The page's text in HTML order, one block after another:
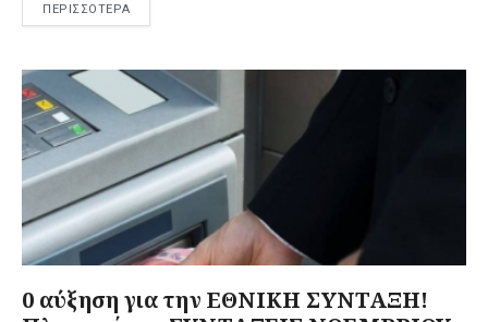
ΠΕΡΙΣΣΟΤΕΡΑ
0 αύξηση για την ΕΘΝΙΚΗ ΣΥΝΤΑΞΗ!